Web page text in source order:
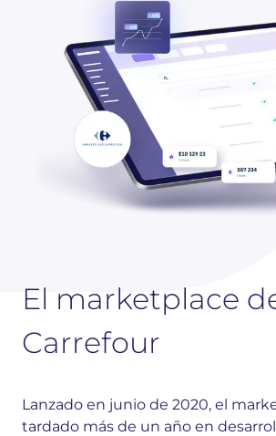
El marketplace
Carrefour
Lanzado en junio de 2020, el
tardado más de un año en